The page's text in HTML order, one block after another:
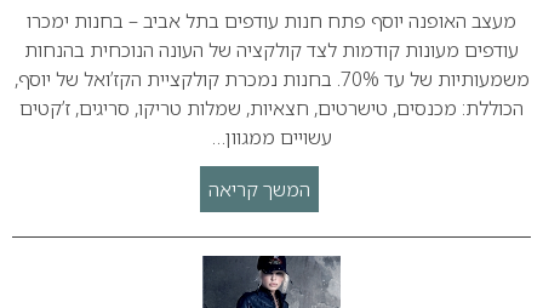
מעצב האופנה יוסף פתח חנות עודפים בתל אביב – בחנות ימכרו
עודפים מעונות קודמות לצד קולקציה של העונה הנוכחית בהנחות
משמעותיות של עד 70%. בחנות נמכרת קולקציית הקז’ואל של יוסף,
הכוללת: מכנסים, טישרטים, חצאיות, שמלות טריקו, סריגים, ז’קטים
עשויים ממגוון…
המשך קריאה